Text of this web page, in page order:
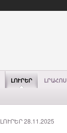
ԼՈՒՐԵՐ ԼՐԱՀՈՍ
ԼՈՒՐԵՐ 28.11.2025